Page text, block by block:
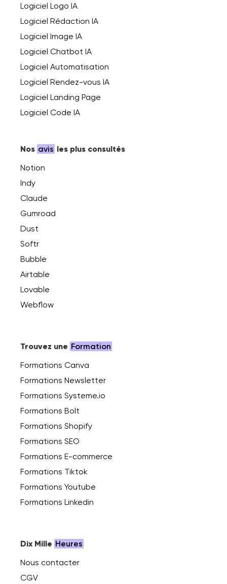
Logiciel Logo IA
Logiciel Rédaction IA
Logiciel Image IA
Logiciel Chatbot IA
Logiciel Automatisation
Logiciel Rendez-vous IA
Logiciel Landing Page
Logiciel Code IA
Nos avis les plus consultés
Notion
Indy
Claude
Gumroad
Dust
Softr
Bubble
Airtable
Lovable
Webflow
Trouvez une Formation
Formations Canva
Formations Newsletter
Formations Systeme.io
Formations Bolt
Formations Shopify
Formations SEO
Formations E-commerce
Formations Tiktok
Formations Youtube
Formations Linkedin
Dix Mille Heures
Nous contacter
CGV